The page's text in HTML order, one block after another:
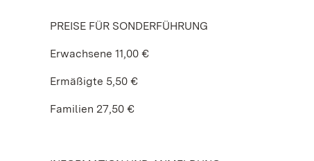
PREISE FÜR SONDERFÜHRUNG
Erwachsene 11,00 €
Ermäßigte 5,50 €
Familien 27,50 €